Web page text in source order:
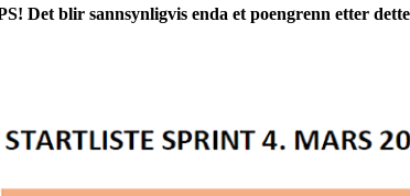
Det blir sannsynligvis enda et poengrenn etter